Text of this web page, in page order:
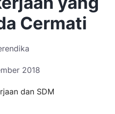
Cermati
2018
dan SDM